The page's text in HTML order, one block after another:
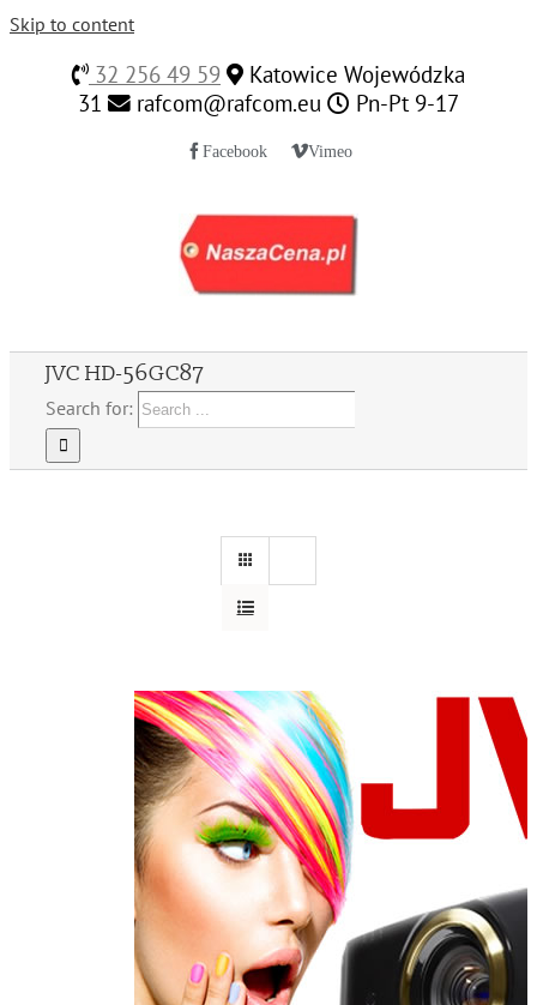
Skip to content
32 256 49 59
Katowice Wojewódzka
31
rafcom@rafcom.eu Pn-Pt 9-17
Facebook Vimeo
JVC HD-56GC87
Search for: